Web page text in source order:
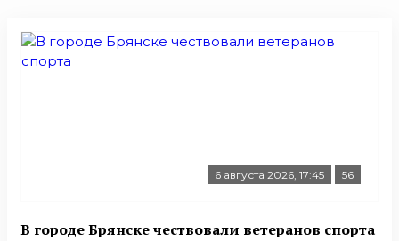
6 августа 2026, 17:45 56
В городе Брянске чествовали ветеранов спорта